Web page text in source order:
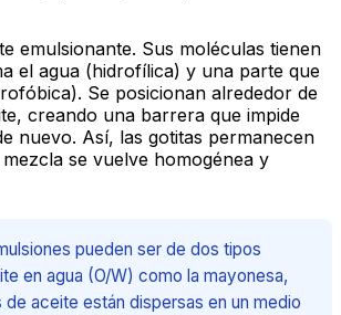
emulsionante. Sus moléculas tienen
el agua (hidrofílica) y una parte que
Se posicionan alrededor de
creando una barrera que impide
nuevo. Así, las gotitas permanecen
se vuelve homogénea y
pueden ser de dos tipos
en agua (O/W) como la mayonesa,
de aceite están dispersas en un medio